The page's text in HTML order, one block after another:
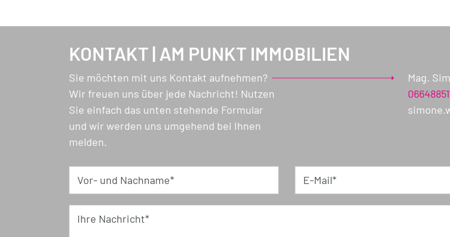
KONTAKT | AM PUNKT IMMOBILIEN
Sie möchten mit uns Kontakt aufnehmen?
Wir freuen uns über jede Nachricht! Nutzen
Sie einfach das unten stehende Formular
und wir werden uns umgehend bei Ihnen
melden.
Mag.
Vor- und Nachname* E-Mail*
Ihre Nachricht*